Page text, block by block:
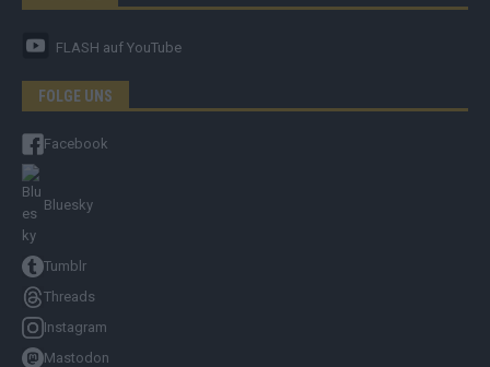
FLASH auf YouTube
FOLGE UNS
Facebook
Bluesky
Tumblr
Threads
Instagram
Mastodon